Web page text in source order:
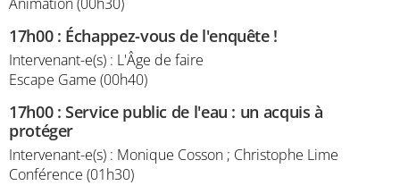
17h00: Échappez-vous de l'enquête !
Intervenant-e(s) : L'Âge de faire
Escape Game (00h40)
17h00:Service public de l'eau : un acquis à
protéger
Intervenant-e(s) : Monique Cosson ; Christophe Lime
Conférence (01h30)